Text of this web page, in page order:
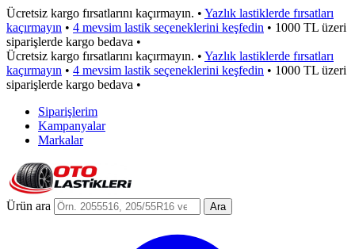
Ücretsiz kargo fırsatlarını kaçırmayın. • Yazlık lastiklerde fırsatları
kaçırmayın • 4 mevsim lastik seçeneklerini keşfedin • 1000 TL üzeri
siparişlerde kargo bedava •
Ücretsiz kargo fırsatlarını kaçırmayın. • Yazlık lastiklerde fırsatları
kaçırmayın • 4 mevsim lastik seçeneklerini keşfedin • 1000 TL üzeri
siparişlerde kargo bedava •
Siparişlerim
Kampanyalar
Markalar
Ürün ara Ara